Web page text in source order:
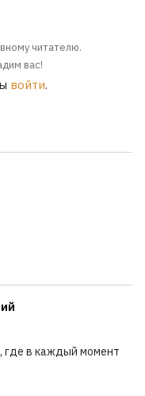
читателю.
вас!
войти.
где в каждый момент